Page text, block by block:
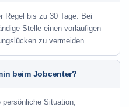
Regel bis zu 30 Tage. Bei
Stelle einen vorläufigen
zu vermeiden.
beim Jobcenter?
persönliche Situation,